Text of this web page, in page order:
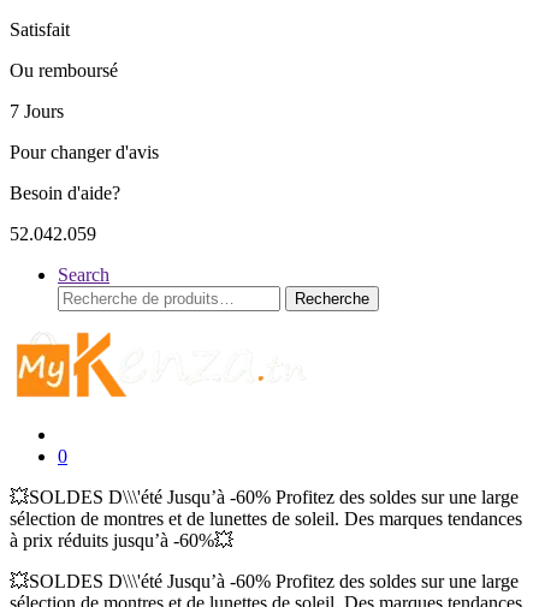
Satisfait
Ou remboursé
7 Jours
Pour changer d'avis
Besoin d'aide?
52.042.059
Search
Recherche
pour :
Recherche
0
💥SOLDES D\\\'été Jusqu’à -60% Profitez des soldes sur une large
sélection de montres et de lunettes de soleil. Des marques tendances
à prix réduits jusqu’à -60%💥
💥SOLDES D\\\'été Jusqu’à -60% Profitez des soldes sur une large
sélection de montres et de lunettes de soleil. Des marques tendances